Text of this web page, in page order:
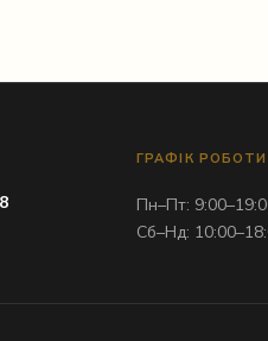
ГРАФІК РОБОТИ
Пн–Пт:
Сб–Нд: